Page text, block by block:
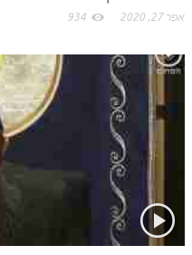
אפר 27, 2020 934